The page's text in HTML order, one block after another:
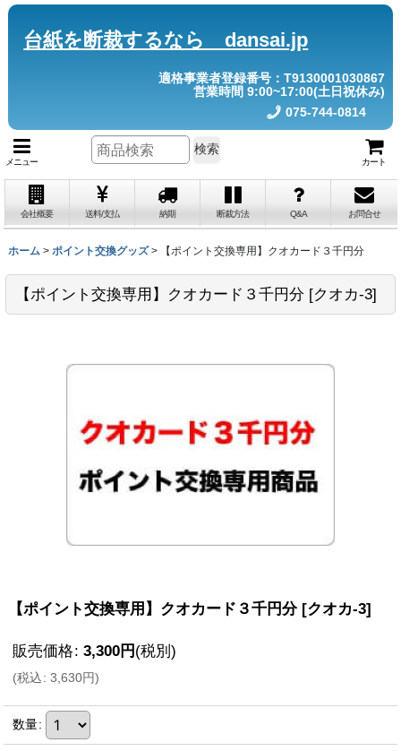
台紙を断裁するなら dansai.jp
適格事業者登録番号：T9130001030867
営業時間 9:00~17:00(土日祝休み)
075-744-0814
メニュー カート
検索
会社概要 送料/支払 納期 断裁方法 Q&A お問合せ
ホーム > ポイント交換グッズ > 【ポイント交換専用】クオカード３千円分
【ポイント交換専用】クオカード３千円分 [クオカ-3]
【ポイント交換専用】クオカード３千円分 [クオカ-3]
販売価格: 3,300円(税別)
(税込: 3,630円)
数量: